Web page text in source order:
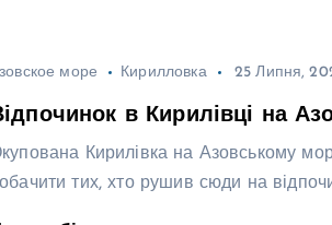
море Кирилловка 25 Липня,
в Кирилівці на
Кирилівка на Азовському
тих, хто рушив сюди на